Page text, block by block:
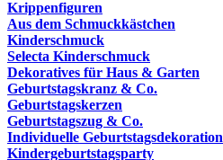
Krippenfiguren
Aus dem Schmuckkästchen
Kinderschmuck
Selecta Kinderschmuck
Dekoratives für Haus & Garten
Geburtstagskranz & Co.
Geburtstagskerzen
Geburtstagszug & Co.
Individuelle Geburtstagsdekoration
Kindergeburtstagsparty